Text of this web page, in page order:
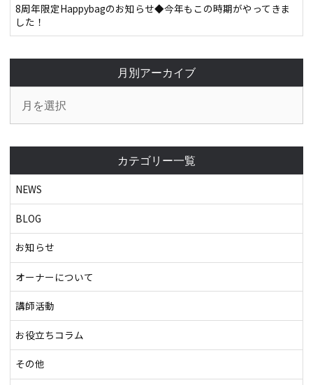
8周年限定Happybagのお知らせ◆今年もこの時期がやってきま
した！
月別アーカイブ
カテゴリー一覧
NEWS
BLOG
お知らせ
オーナーについて
講師活動
お役立ちコラム
その他